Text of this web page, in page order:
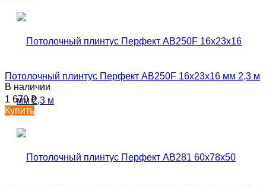
Потолочный плинтус Перфект AB250F 16х23х16 мм 2,3 м
В наличии
1 670₽
Купить